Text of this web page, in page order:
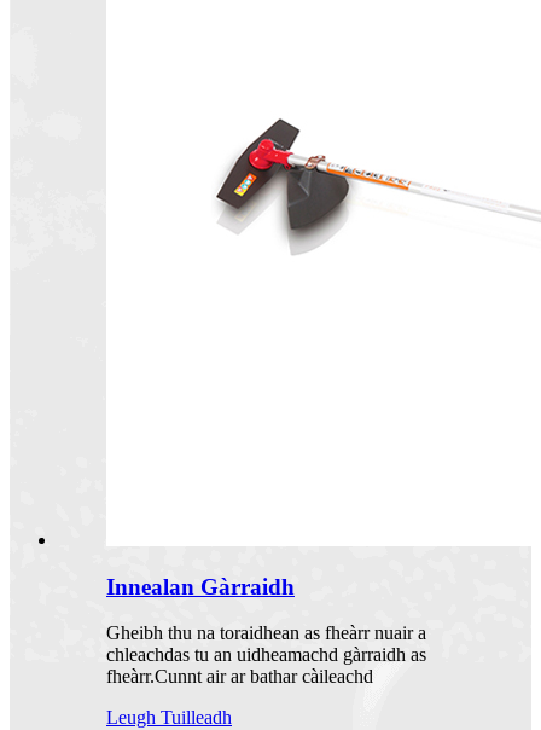
Innealan Gàrraidh
Gheibh thu na toraidhean as fheàrr nuair a
chleachdas tu an uidheamachd gàrraidh as
fheàrr.Cunnt air ar bathar càileachd
Leugh Tuilleadh